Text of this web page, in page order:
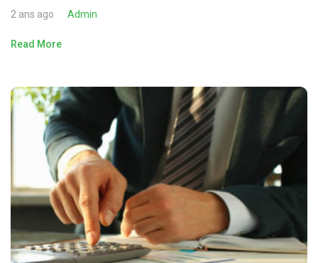
2 ans ago Admin
Read More